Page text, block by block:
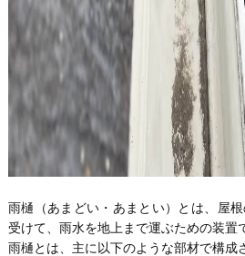
雨樋（あまどい・あまとい）とは、屋
受けて、雨水を地上まで運ぶための装置
雨樋とは、主に以下のような部材で構成